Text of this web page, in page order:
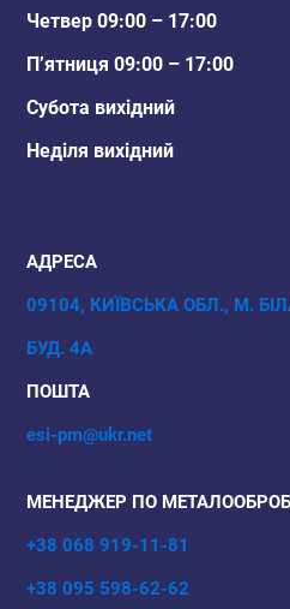
Четвер 09:00 – 17:00
П’ятниця 09:00 – 17:00
Субота вихідний
Неділя вихідний
АДРЕСА
09104, КИЇВСЬКА ОБЛ., М.
БУД. 4А
ПОШТА
esi-pm@ukr.net
МЕНЕДЖЕР ПО
+38 068 919-11-81
+38 095 598-62-62